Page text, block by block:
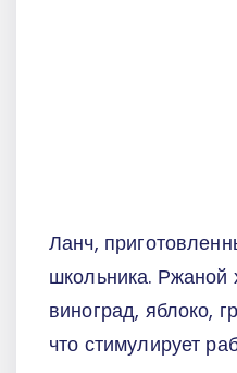
Ланч,
школьника. Ржаной
виноград, яблоко,
что стимулирует